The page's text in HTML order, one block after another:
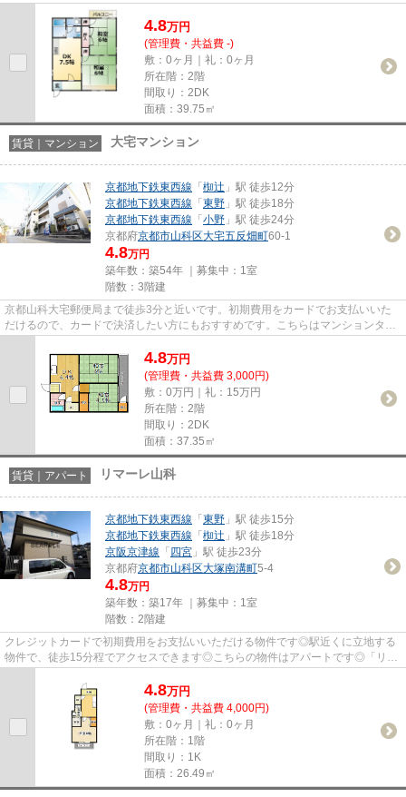
探しならお気軽にお問い合わ...
4.8万円
(管理費・共益費 -)
敷：0ヶ月｜礼：0ヶ月
所在階：2階
間取り：2DK
面積：39.75㎡
賃貸｜マンション 大宅マンション
京都地下鉄東西線 「 椥辻 」駅 徒歩12分
京都地下鉄東西線 「 東野 」駅 徒歩18分
京都地下鉄東西線 「 小野 」駅 徒歩24分
京都府京都市山科区大宅五反畑町60-1
4.8万円
築年数：築54年 ｜募集中： 1室
階数：3階建
京都山科大宅郵便局まで徒歩3分と近いです。初期費用をカードでお支払いいた
だけるので、カードで決済したい方にもおすすめです。こちらはマンションタイ
4.8万円
(管理費・共益費 3,000円)
敷：0万円｜礼：15万円
所在階：2階
間取り：2DK
面積：37.35㎡
賃貸｜アパート リマーレ山科
京都地下鉄東西線 「 東野 」駅 徒歩15分
京都地下鉄東西線 「 椥辻 」駅 徒歩18分
京阪京津線 「 四宮 」駅 徒歩23分
京都府京都市山科区大塚南溝町5-4
4.8万円
築年数：築17年 ｜募集中： 1室
階数：2階建
クレジットカードで初期費用をお支払いいただける物件です◎駅近くに立地する
物件で、徒歩15分程でアクセスできます◎こちらの物件はアパートです◎「リマ
4.8万円
(管理費・共益費 4,000円)
敷：0ヶ月｜礼：0ヶ月
所在階：1階
間取り：1K
面積：26.49㎡